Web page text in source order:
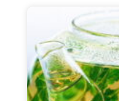
Murakkab:
linolil asetat );
kaproik, valerik,
spirtlari (borneol, ...
Batafsil